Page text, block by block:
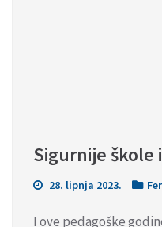
Sigurnije škole
28. lipnja 2023.
I ove pedagoške